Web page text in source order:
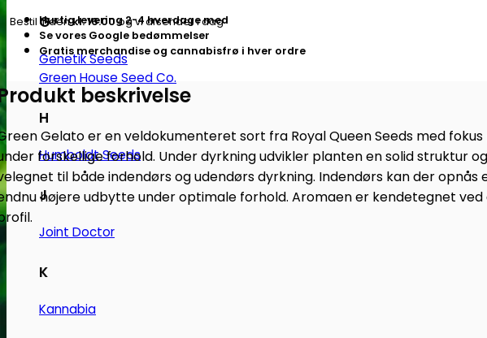
G
Genetik Seeds
Green House Seed Co.
H
Humboldt Seeds
J
Joint Doctor
K
Kannabia
|
Royal
Queen
Seeds
antal
Bestil indenkl. 16.00og vi afsender i dag
Hurtig levering 2-4 hverdage med
Se vores Google bedømmelser
Gratis merchandise og cannabisfrø i hver ordre
beskrivelse
Gelato er en veldokumenteret sort fra Royal Queen Seeds med
forskellige forhold. Under dyrkning udvikler planten en solid struktur
til både indendørs og udendørs dyrkning. Indendørs kan der opnås
højere udbytte under optimale forhold. Aromaen er kendetegnet